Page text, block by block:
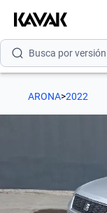
Busca por modelo
Busca por versión
Busca por marca
Busca por versión
Busca por año
ARONA>2022